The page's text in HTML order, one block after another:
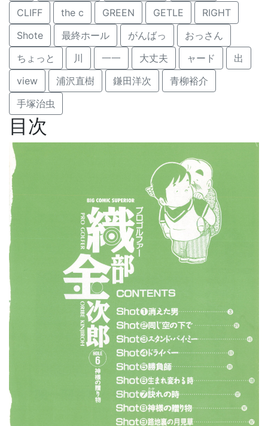
CLIFF
the c GREEN GETLE
RIGHT
Shote
最終ホール がんばっ
おっさん
ちょっと
川 一一 大丈夫 ャード
出
view
浦沢直樹 鎌田洋次
青柳裕介
手塚治虫
目次